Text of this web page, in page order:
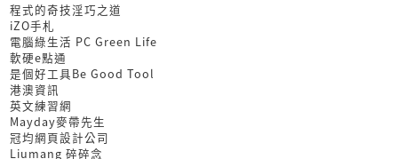
程式的奇技淫巧之道
iZO手札
電腦綠生活 PC Green Life
軟硬e點通
是個好工具Be Good Tool
港澳資訊
英文練習網
Mayday麥帶先生
冠均網頁設計公司
Liumang 碎碎念